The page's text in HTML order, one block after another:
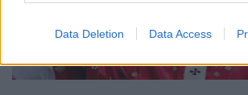
Data Deletion Data Access